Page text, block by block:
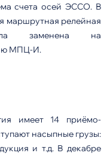
счета осей ЭССО. В
маршрутная релейная
заменена на
МПЦ-И.
имеет 14 приёмо-
насыпные грузы:
и т.д. В декабре